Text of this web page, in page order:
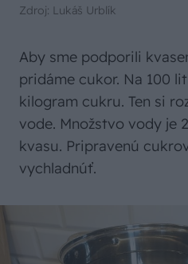
Zdroj: Lukáš Urblík
Aby sme podporili
pridáme cukor. Na 100
kilogram cukru. Ten si
vode. Množstvo vody je
kvasu. Pripravenú
vychladnúť.